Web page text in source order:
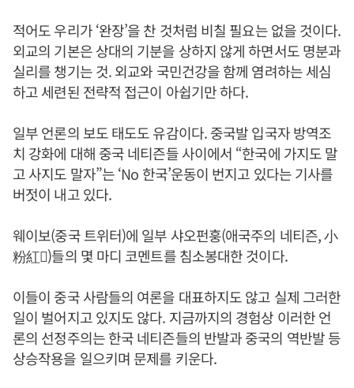
적어도 우리가 ‘완장’을 찬 것처럼 비칠 필요는 없을 것이다.
외교의 기본은 상대의 기분을 상하지 않게 하면서도 명분과
실리를 챙기는 것. 외교와 국민건강을 함께 염려하는 세심
하고 세련된 전략적 접근이 아쉽기만 하다.
일부 언론의 보도 태도도 유감이다. 중국발 입국자 방역조
치 강화에 대해 중국 네티즌들 사이에서 “한국에 가지도 말
고 사지도 말자”는 ‘No 한국’운동이 번지고 있다는 기사를
버젓이 내고 있다.
웨이보(중국 트위터)에 일부 샤오펀훙(애국주의 네티즌, 小
粉紅)들의 몇 마디 코멘트를 침소봉대한 것이다.
이들이 중국 사람들의 여론을 대표하지도 않고 실제 그러한
일이 벌어지고 있지도 않다. 지금까지의 경험상 이러한 언
론의 선정주의는 한국 네티즌들의 반발과 중국의 역반발 등
상승작용을 일으키며 문제를 키운다.